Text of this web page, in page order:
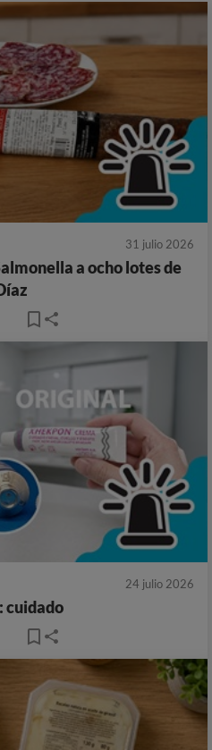
31 julio 2026
a ocho lotes de
24 julio 2026
cuidado